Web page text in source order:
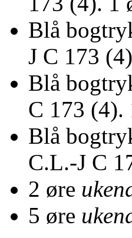
Blå
J C 173
Blå
C 173 (4).
Blå
C.L.-J C
2 øre
5 øre